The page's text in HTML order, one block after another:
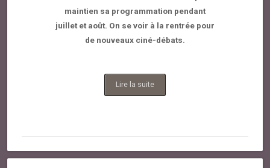
maintien sa programmation pendant
juillet et août. On se voir à la rentrée pour
de nouveaux ciné-débats.
Lire la suite